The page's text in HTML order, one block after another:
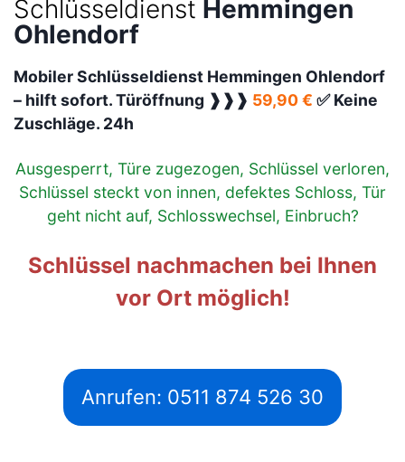
Schlüsseldienst Hemmingen
Ohlendorf
Mobiler Schlüsseldienst Hemmingen Ohlendorf
– hilft sofort. Türöffnung ❱❱❱ 59,90 € ✅ Keine
Zuschläge. 24h
Ausgesperrt, Türe zugezogen, Schlüssel verloren,
Schlüssel steckt von innen, defektes Schloss, Tür
geht nicht auf, Schlosswechsel, Einbruch?
Schlüssel nachmachen bei Ihnen
vor Ort möglich!
Anrufen: 0511 874 526 30